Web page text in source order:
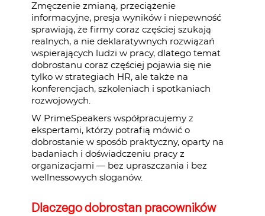
Zmęczenie zmianą, przeciążenie
informacyjne, presja wyników i niepewność
sprawiają, że firmy coraz częściej szukają
realnych, a nie deklaratywnych rozwiązań
wspierających ludzi w pracy, dlatego temat
dobrostanu coraz częściej pojawia się nie
tylko w strategiach HR, ale także na
konferencjach, szkoleniach i spotkaniach
rozwojowych.
W PrimeSpeakers współpracujemy z
ekspertami, którzy potrafią mówić o
dobrostanie w sposób praktyczny, oparty na
badaniach i doświadczeniu pracy z
organizacjami — bez upraszczania i bez
wellnessowych sloganów.
Dlaczego dobrostan pracowników